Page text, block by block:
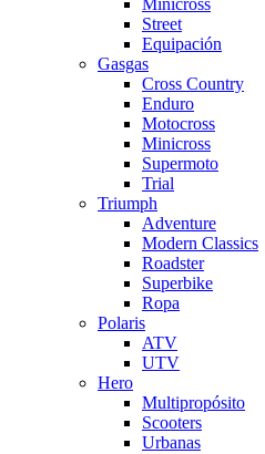
Minicross
Street
Equipación
Gasgas
Cross Country
Enduro
Motocross
Minicross
Supermoto
Trial
Triumph
Adventure
Modern Classics
Roadster
Superbike
Ropa
Polaris
ATV
UTV
Hero
Multipropósito
Scooters
Urbanas